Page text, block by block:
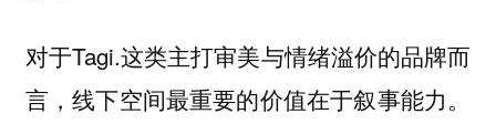
对于Tagi.这类主打审美与情绪溢价的品牌而
言，线下空间最重要的价值在于叙事能力。